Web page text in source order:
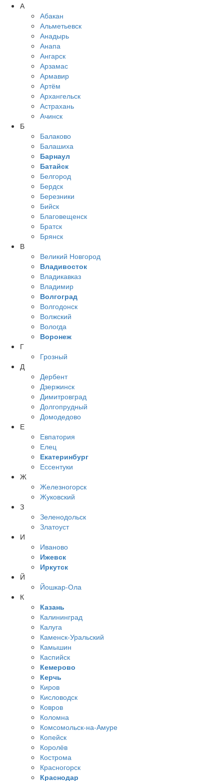
А
Абакан
Альметьевск
Анадырь
Анапа
Ангарск
Арзамас
Армавир
Артём
Архангельск
Астрахань
Ачинск
Б
Балаково
Балашиха
Барнаул
Батайск
Белгород
Бердск
Березники
Бийск
Благовещенск
Братск
Брянск
В
Великий Новгород
Владивосток
Владикавказ
Владимир
Волгоград
Волгодонск
Волжский
Вологда
Воронеж
Г
Грозный
Д
Дербент
Дзержинск
Димитровград
Долгопрудный
Домодедово
Е
Евпатория
Елец
Екатеринбург
Ессентуки
Ж
Железногорск
Жуковский
З
Зеленодольск
Златоуст
И
Иваново
Ижевск
Иркутск
Й
Йошкар-Ола
К
Казань
Калининград
Калуга
Каменск-Уральский
Камышин
Каспийск
Кемерово
Керчь
Киров
Кисловодск
Ковров
Коломна
Комсомольск-на-Амуре
Копейск
Королёв
Кострома
Красногорск
Краснодар